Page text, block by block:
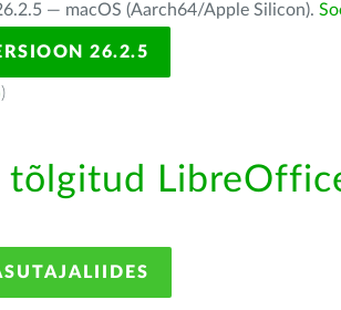
— macOS (Aarch64/Apple Silicon).
26.2.5
)
tõlgitud